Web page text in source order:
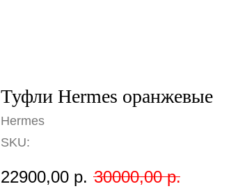
Туфли Hermes оранжевые
Hermes
SKU:
22900,00 р. 30000,00 р.